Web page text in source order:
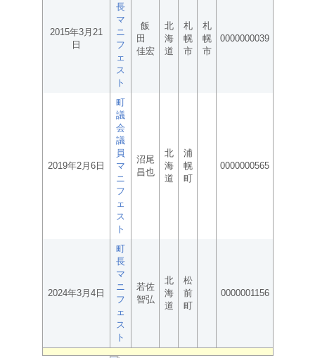
2015年3月21
日
長
マ
ニ
フ
ェ
ス
ト
飯
田
佳宏
北
海
道
札
幌
市
札
幌
市
0000000039
2019年2月6日
町
議
会
議
員
マ
ニ
フ
ェ
ス
ト
沼尾
昌也
北
海
道
浦
幌
町
0000000565
2024年3月4日
町
長
マ
ニ
フ
ェ
ス
ト
若佐
智弘
北
海
道
松
前
町
0000001156